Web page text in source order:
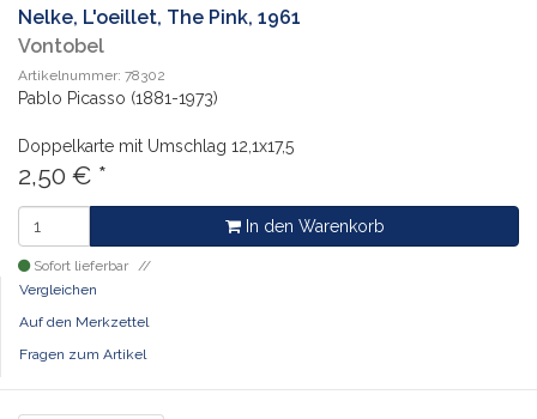
Nelke, L'oeillet, The Pink, 1961
Vontobel
Artikelnummer: 78302
Pablo Picasso (1881-1973)
Doppelkarte mit Umschlag 12,1x17,5
2,50 € *
In den Warenkorb
Sofort lieferbar
Vergleichen
Auf den Merkzettel
Fragen zum Artikel